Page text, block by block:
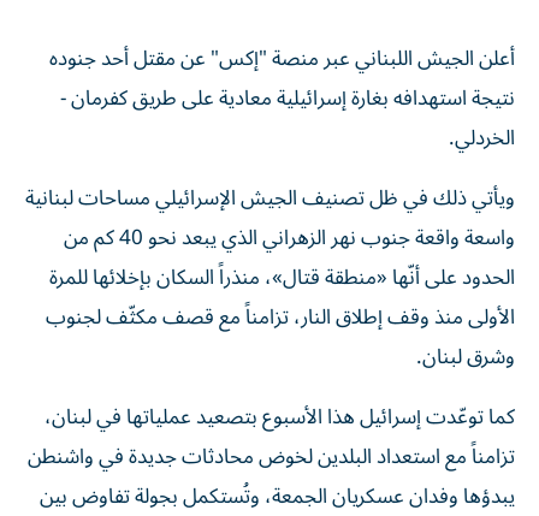
أعلن الجيش اللبناني عبر منصة "إكس" عن مقتل أحد جنوده
نتيجة استهدافه بغارة إسرائيلية معادية على طريق كفرمان -
الخردلي.
ويأتي ذلك في ظل تصنيف الجيش الإسرائيلي مساحات لبنانية
واسعة واقعة جنوب نهر الزهراني الذي يبعد نحو 40 كم من
الحدود على أنّها «منطقة قتال»، منذراً السكان بإخلائها للمرة
الأولى منذ وقف إطلاق النار، تزامناً مع قصف مكثّف لجنوب
وشرق لبنان.
كما توعّدت إسرائيل هذا الأسبوع بتصعيد عملياتها في لبنان،
تزامناً مع استعداد البلدين لخوض محادثات جديدة في واشنطن
يبدؤها وفدان عسكريان الجمعة، وتُستكمل بجولة تفاوض بين